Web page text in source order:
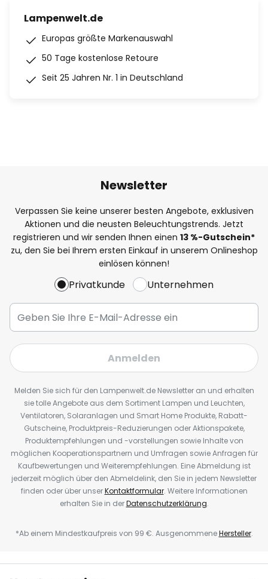
Lampenwelt.de
Europas größte Markenauswahl
50 Tage kostenlose Retoure
Seit 25 Jahren Nr. 1 in Deutschland
Newsletter
Verpassen Sie keine unserer besten Angebote, exklusiven
Aktionen und die neusten Beleuchtungstrends. Jetzt
registrieren und wir senden Ihnen einen 13 %-Gutschein*
zu, den Sie bei Ihrem ersten Einkauf in unserem Onlineshop
einlösen können!
Privatkunde Unternehmen
Anmelden
Melden Sie sich für den Lampenwelt.de Newsletter an und erhalten
sie tolle Angebote aus dem Sortiment Lampen und Leuchten,
Ventilatoren, Solaranlagen und Smart Home Produkte, Rabatt-
Gutscheine, Produktpreis-Reduzierungen oder Aktionspakete,
Produktempfehlungen und -vorstellungen sowie Inhalte von
möglichen Kooperationspartnern und Umfragen sowie Anfragen für
Kaufbewertungen und Weiterempfehlungen. Eine Abmeldung ist
jederzeit möglich über den Abmeldelink, den Sie in jedem Newsletter
finden oder über unserKontaktformular. Weitere Informationen
erhalten Sie in derDatenschutzerklärung.
*Ab einem Mindestkaufpreis von 99 €. AusgenommeneHersteller.